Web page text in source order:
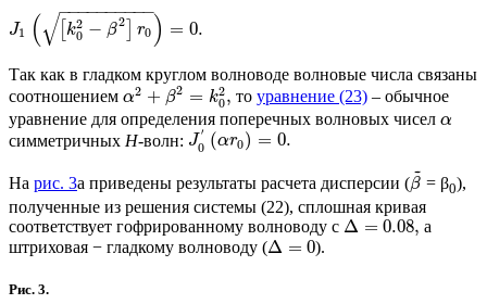
J1 ( [k2
0 − β2 r0
− −
−−−−−−−−
√ ) = 0.
Так как в гладком круглом волноводе волновые числа связаны
соотношением α2 + β2 = k2
0, тоуравнение (23) – обычное
уравнение для определения поперечных волновых чисел α
симметричных Н-волн: J
′
0 (αr0) = 0.
На рис. 3а приведены результаты расчета дисперсии (β
~
= β0),
полученные из решения системы (22), сплошная кривая
соответствует гофрированному волноводу с Δ = 0.08, а
штриховая − гладкому волноводу (Δ = 0).
Рис. 3.